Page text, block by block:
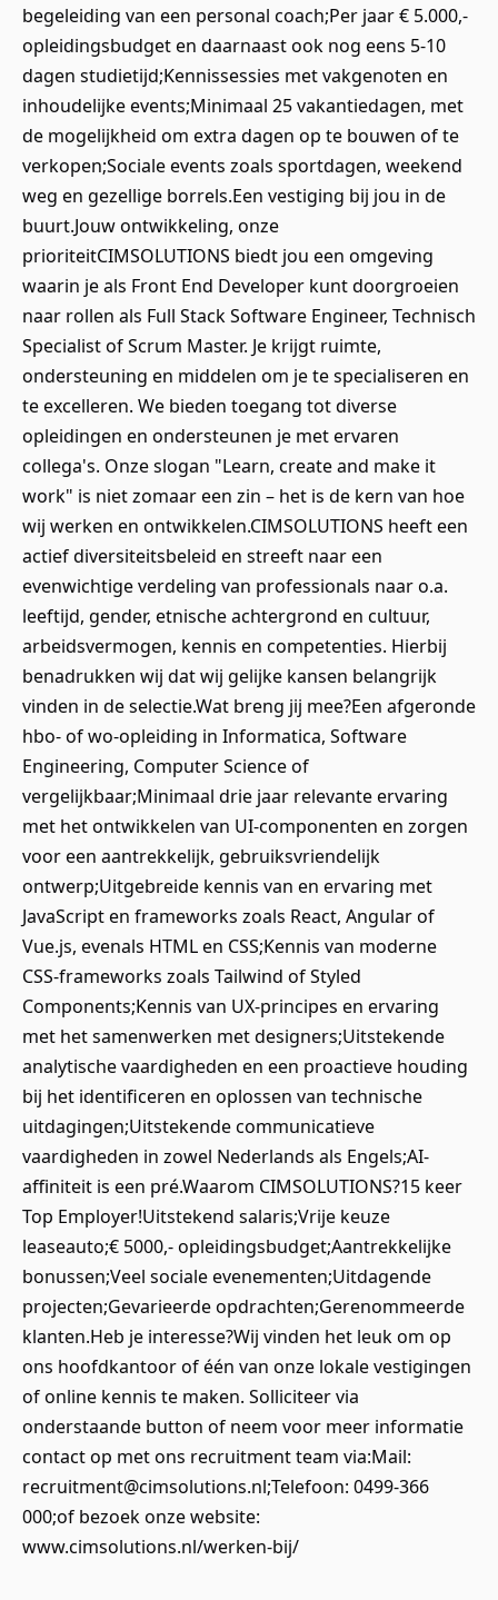
begeleiding van een personal coach;Per jaar € 5.000,-
opleidingsbudget en daarnaast ook nog eens 5-10
dagen studietijd;Kennissessies met vakgenoten en
inhoudelijke events;Minimaal 25 vakantiedagen, met
de mogelijkheid om extra dagen op te bouwen of te
verkopen;Sociale events zoals sportdagen, weekend
weg en gezellige borrels.Een vestiging bij jou in de
buurt.Jouw ontwikkeling, onze
prioriteitCIMSOLUTIONS biedt jou een omgeving
waarin je als Front End Developer kunt doorgroeien
naar rollen als Full Stack Software Engineer, Technisch
Specialist of Scrum Master. Je krijgt ruimte,
ondersteuning en middelen om je te specialiseren en
te excelleren. We bieden toegang tot diverse
opleidingen en ondersteunen je met ervaren
collega's. Onze slogan "Learn, create and make it
work" is niet zomaar een zin – het is de kern van hoe
wij werken en ontwikkelen.CIMSOLUTIONS heeft een
actief diversiteitsbeleid en streeft naar een
evenwichtige verdeling van professionals naar o.a.
leeftijd, gender, etnische achtergrond en cultuur,
arbeidsvermogen, kennis en competenties. Hierbij
benadrukken wij dat wij gelijke kansen belangrijk
vinden in de selectie.Wat breng jij mee?Een afgeronde
hbo‑ of wo‑opleiding in Informatica, Software
Engineering, Computer Science of
vergelijkbaar;Minimaal drie jaar relevante ervaring
met het ontwikkelen van UI‑componenten en zorgen
voor een aantrekkelijk, gebruiksvriendelijk
ontwerp;Uitgebreide kennis van en ervaring met
JavaScript en frameworks zoals React, Angular of
Vue.js, evenals HTML en CSS;Kennis van moderne
CSS-frameworks zoals Tailwind of Styled
Components;Kennis van UX-principes en ervaring
met het samenwerken met designers;Uitstekende
analytische vaardigheden en een proactieve houding
bij het identificeren en oplossen van technische
uitdagingen;Uitstekende communicatieve
vaardigheden in zowel Nederlands als Engels;AI-
affiniteit is een pré.Waarom CIMSOLUTIONS?15 keer
Top Employer!Uitstekend salaris;Vrije keuze
leaseauto;€ 5000,- opleidingsbudget;Aantrekkelijke
bonussen;Veel sociale evenementen;Uitdagende
projecten;Gevarieerde opdrachten;Gerenommeerde
klanten.Heb je interesse?Wij vinden het leuk om op
ons hoofdkantoor of één van onze lokale vestigingen
of online kennis te maken. Solliciteer via
onderstaande button of neem voor meer informatie
contact op met ons recruitment team via:Mail:
recruitment@cimsolutions.nl;Telefoon: 0499-366
000;of bezoek onze website:
www.cimsolutions.nl/werken-bij/